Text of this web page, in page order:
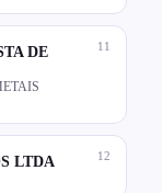
11
DE
12
LTDA